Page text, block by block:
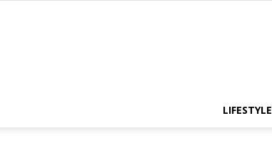
LIFESTYLE